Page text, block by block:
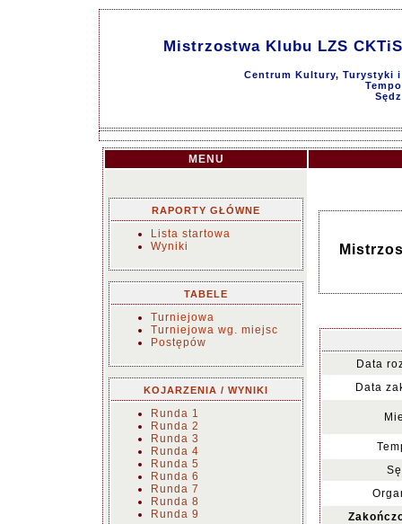
Mistrzostwa Klubu LZS
Centrum Kultury, Turystyki i
MENU
RAPORTY GŁÓWNE
Lista startowa
Wyniki
TABELE
Turniejowa
Turniejowa wg. miejsc
Postępów
KOJARZENIA / WYNIKI
Runda 1
Runda 2
Runda 3
Runda 4
Runda 5
Runda 6
Runda 7
Runda 8
Runda 9
Data
Data